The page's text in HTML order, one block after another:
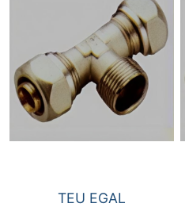
TEU EGAL